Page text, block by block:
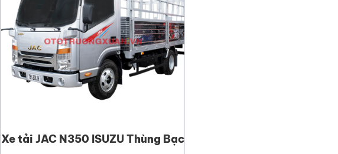
Xe tải JAC N350 ISUZU Thùng Bạc